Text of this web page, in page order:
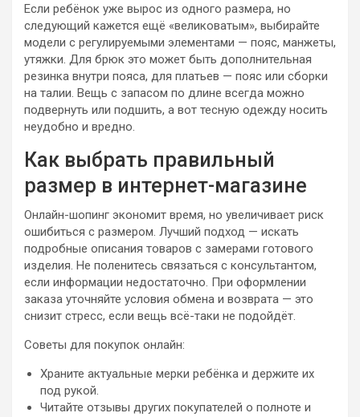
Если ребёнок уже вырос из одного размера, но
следующий кажется ещё «великоватым», выбирайте
модели с регулируемыми элементами — пояс, манжеты,
утяжки. Для брюк это может быть дополнительная
резинка внутри пояса, для платьев — пояс или сборки
на талии. Вещь с запасом по длине всегда можно
подвернуть или подшить, а вот тесную одежду носить
неудобно и вредно.
Как выбрать правильный
размер в интернет-магазине
Онлайн-шопинг экономит время, но увеличивает риск
ошибиться с размером. Лучший подход — искать
подробные описания товаров с замерами готового
изделия. Не поленитесь связаться с консультантом,
если информации недостаточно. При оформлении
заказа уточняйте условия обмена и возврата — это
снизит стресс, если вещь всё-таки не подойдёт.
Советы для покупок онлайн:
Храните актуальные мерки ребёнка и держите их
под рукой.
Читайте отзывы других покупателей о полноте и